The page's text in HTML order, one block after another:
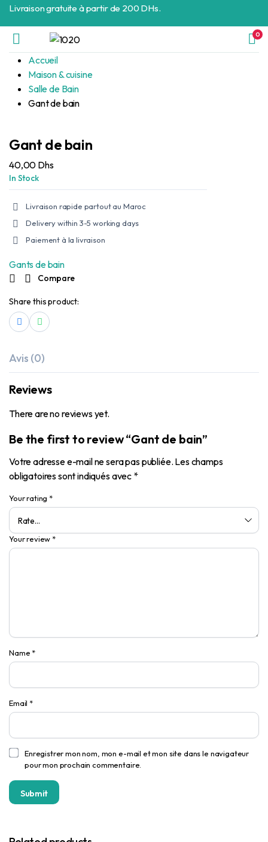
Livraison gratuite à partir de 200 DHs.
0
Accueil
Maison & cuisine
Salle de Bain
Gant de bain
Gant de bain
40,00 Dhs
In Stock
Livraison rapide partout au Maroc
Delivery within 3-5 working days
Paiement à la livraison
Gants de bain
Compare
Share this product:
Avis (0)
Reviews
There are no reviews yet.
Be the first to review “Gant de bain”
Votre adresse e-mail ne sera pas publiée. Les champs
obligatoires sont indiqués avec *
Your rating *
Your review *
Name *
Email *
Enregistrer mon nom, mon e-mail et mon site dans le navigateur
pour mon prochain commentaire.